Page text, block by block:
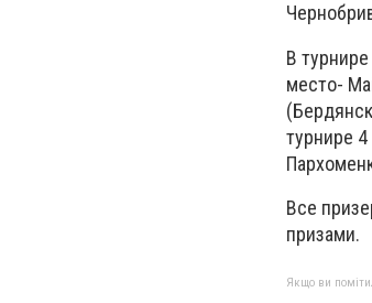
В
место-
турнире
Все
призами.
Якщо ви